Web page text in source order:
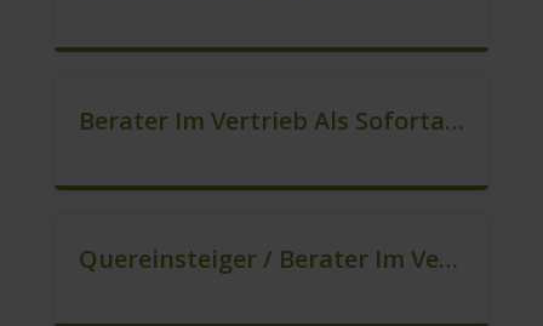
Berater Im Vertrieb Als Sofortanstellung (m/w/d)
Quereinsteiger / Berater Im Vertrieb (Außendienst) (m/w/d)